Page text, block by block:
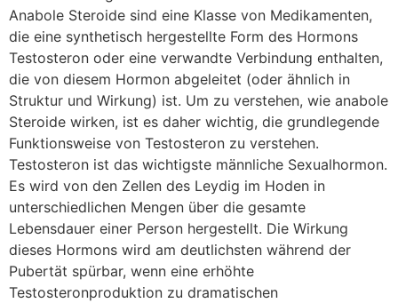
Anabole Steroide sind eine Klasse von Medikamenten,
die eine synthetisch hergestellte Form des Hormons
Testosteron oder eine verwandte Verbindung enthalten,
die von diesem Hormon abgeleitet (oder ähnlich in
Struktur und Wirkung) ist. Um zu verstehen, wie anabole
Steroide wirken, ist es daher wichtig, die grundlegende
Funktionsweise von Testosteron zu verstehen.
Testosteron ist das wichtigste männliche Sexualhormon.
Es wird von den Zellen des Leydig im Hoden in
unterschiedlichen Mengen über die gesamte
Lebensdauer einer Person hergestellt. Die Wirkung
dieses Hormons wird am deutlichsten während der
Pubertät spürbar, wenn eine erhöhte
Testosteronproduktion zu dramatischen